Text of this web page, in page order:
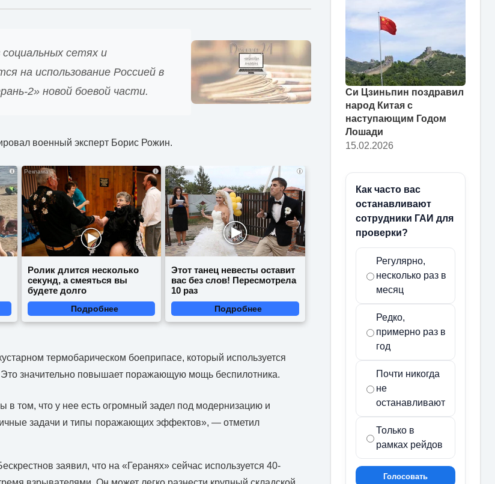
социальных сетях и
на использование Россией в
2» новой боевой части.
военный эксперт Борис Рожин.
i i
Ролик длится несколько
секунд, а смеяться вы
будете долго
Подробнее
i
Этот танец невесты оставит
вас без слов! Пересмотрела
10 раз
Подробнее
термобарическом боеприпасе, который используется
Это значительно повышает поражающую мощь беспилотника.
в том, что у нее есть огромный задел под модернизацию и
задачи и типы поражающих эффектов», — отметил
заявил, что на «Геранях» сейчас используется 40-
Си Цзиньпин поздравил
народ Китая с
наступающим Годом
Лошади
15.02.2026
Как часто вас
останавливают
сотрудники ГАИ для
проверки?
Регулярно,
несколько раз в
месяц
Редко,
примерно раз в
год
Почти никогда
не
останавливают
Только в
рамках рейдов
Голосовать